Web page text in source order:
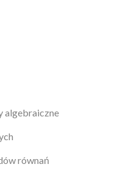
algebraiczne
równań